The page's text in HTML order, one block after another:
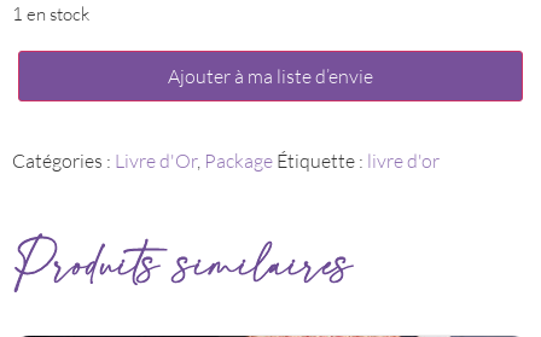
1 en stock
quantité
Package
Ajouter à ma liste d’envie
Catégories : Livre d'Or, Package Étiquette : livre d'or
Produits similaires